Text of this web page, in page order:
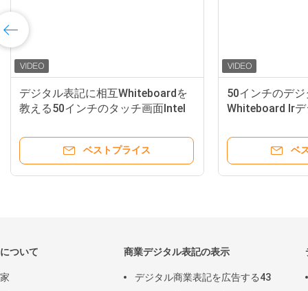
デジタル表記に相互Whiteboardを
教える50インチのタッチ画面Intel
ベストプライス
50インチのデ
Whiteboard Ir
ベ
について
家
商業デジタル表記の表示
デジタル商業表記を広告する43